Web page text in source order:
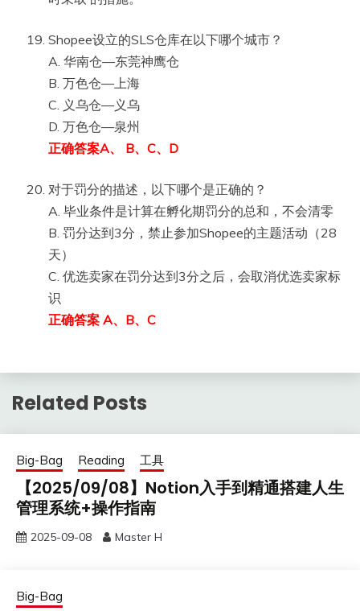
Shopee设立的SLS仓库在以下哪个城市？
A. 华南仓—东莞神鹰仓
B. 万色仓—上海
C. 义乌仓—义乌
D. 万色仓—泉州
正确答案A、 B、C、D
对于罚分的描述，以下哪个是正确的？
A. 毕业条件是计算在孵化期罚分的总和，不会清零
B. 罚分达到3分，禁止参加Shopee的主题活动（28
天）
C. 优选卖家在罚分达到3分之后，会取消优选卖家标
识
正确答案 A、B、C
Related Posts
Big-Bag Reading 工具
【2025/09/08】Notion入手到精通搭建人生
管理系统+操作指南
2025-09-08 Master H
Big-Bag